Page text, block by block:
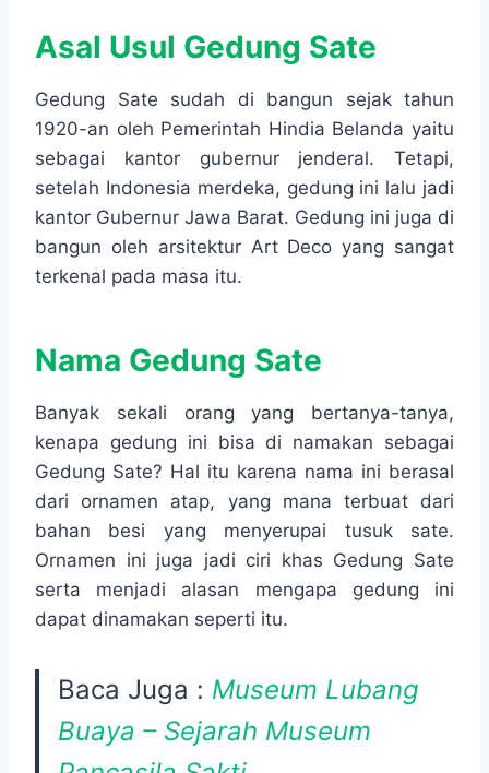
Asal Usul Gedung Sate
Gedung Sate sudah di bangun sejak tahun
1920-an oleh Pemerintah Hindia Belanda yaitu
sebagai kantor gubernur jenderal. Tetapi,
setelah Indonesia merdeka, gedung ini lalu jadi
kantor Gubernur Jawa Barat. Gedung ini juga di
bangun oleh arsitektur Art Deco yang sangat
terkenal pada masa itu.
Nama Gedung Sate
Banyak sekali orang yang bertanya-tanya,
kenapa gedung ini bisa di namakan sebagai
Gedung Sate? Hal itu karena nama ini berasal
dari ornamen atap, yang mana terbuat dari
bahan besi yang menyerupai tusuk sate.
Ornamen ini juga jadi ciri khas Gedung Sate
serta menjadi alasan mengapa gedung ini
dapat dinamakan seperti itu.
Baca Juga : Museum Lubang
Buaya – Sejarah Museum